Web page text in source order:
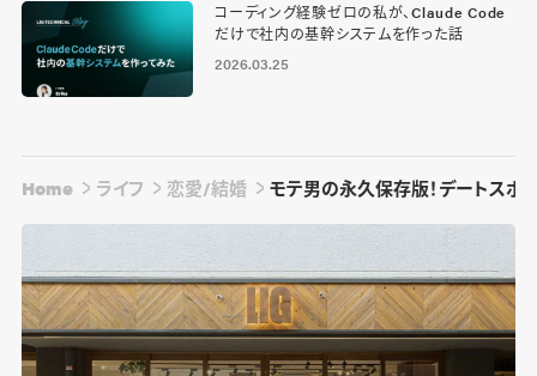
コーディング経験ゼロの私が、Claude Code
だけで社内の基幹システムを作った話
2026.03.25
Home ライフ 恋愛/結婚 モテ男の永久保存版！デートスポ